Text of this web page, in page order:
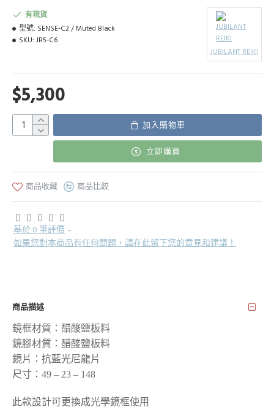
基於 0 筆評價 -
如果您對本商品有任何問題，請在此留下您的意見和建議！
$5,300
有現貨
型號: SENSE-C2 / Muted Black
SKU: JR5-C6
JUBILANT REIKI
加入購物車
立即購買
商品收藏 商品比較
商品描述
鏡框材質：醋酸鹽板料
鏡腳材質：醋酸鹽板料
鏡片：抗藍光尼龍片
尺寸：49 – 23 – 148
此款設計可更換成光學鏡框使用